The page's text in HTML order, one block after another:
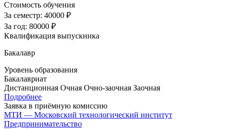
Стоимость обучения
За семестр: 40000 ₽
За год: 80000 ₽
Квалификация выпускника
Бакалавр
Уровень образования
Бакалавриат
Дистанционная Очная Очно-заочная Заочная
Подробнее
Заявка в приёмную комиссию
МТИ — Московский технологический институт
Предпринимательство